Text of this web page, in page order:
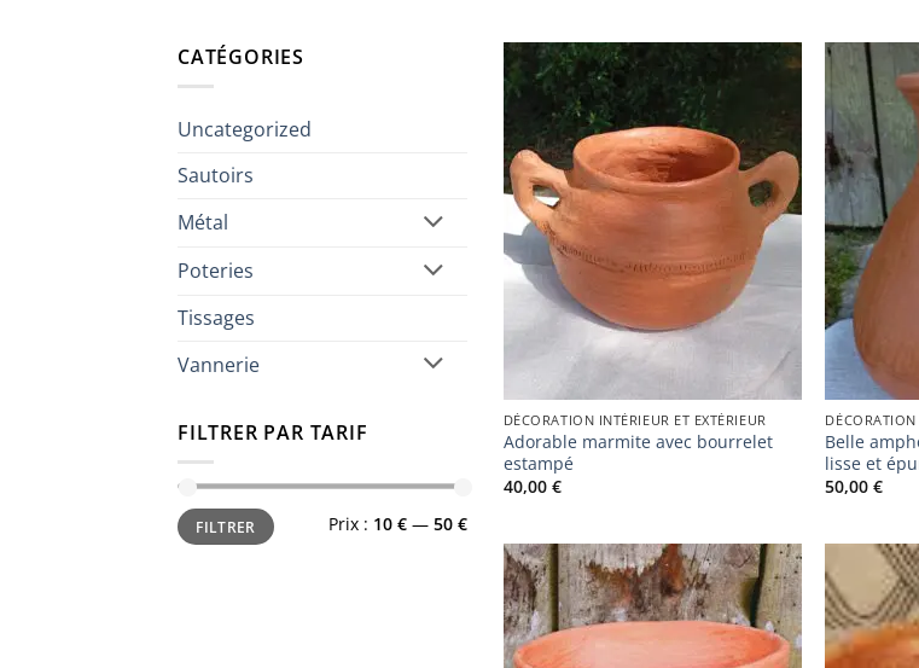
CATÉGORIES
Uncategorized
Sautoirs
Métal
Poteries
Tissages
Vannerie
FILTRER PAR TARIF
Prix
min
Prix
maxFILTRER Prix : 10 € — 50 €
DÉCORATION INTÉRIEUR ET EXTÉRIEUR
Adorable marmite avec bourrelet
estampé
40,00 €
DÉCORATION
Belle
lisse et
50,00€